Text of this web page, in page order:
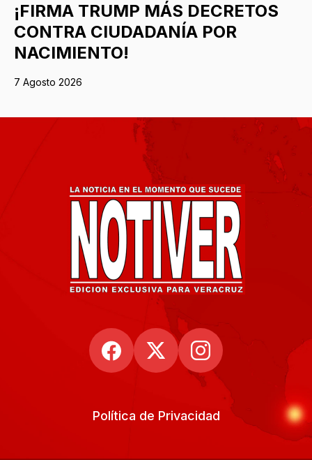
¡FIRMA TRUMP MÁS DECRETOS
CONTRA CIUDADANÍA POR
NACIMIENTO!
7 Agosto 2026
Política de Privacidad